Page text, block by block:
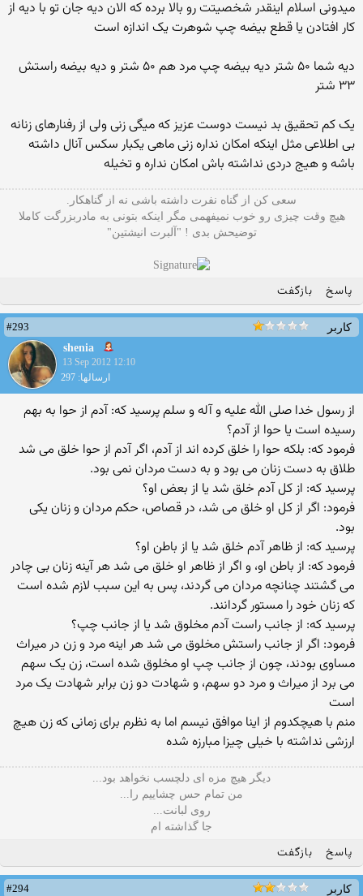
میدونی اسلام اینقدر شخصیتت رو بالا برده که الان دیه جان تو با دیه از
کار افتادن یا قطع بیضه چپ شوهرت یک اندازه است
دیه شما ۵۰ شتر دیه بیضه چپ مرد هم ۵۰ شتر و دیه بیضه راستش
۳۳ شتر
یک کم تحقیق بد نیست دوست عزیز که میگی زنی ولی از رفنارهای زنانه
بی اطلاعی مثل اینکه امکان نداره زنی ماهی یکبار سکس آنال داشته
باشه و هیج دردی نداشته باش امکان نداره و تخیله
سعی کن از گناه نفرت داشته باشی نه از گناهکار.
هیچ وقت چیزی رو خوب نمیفهمی مگر اینکه بتونی به مادربزرگت کاملا
توضیحش بدی ! "آلبرت انیشتین"
پاسخ بازگفت
کاربر
#293
shenia
13 Sep 2012 12:10
ارسالها: 297
از رسول خدا صلی الله علیه و آله و سلم پرسید که: آدم از حوا به بهم
رسیده است یا حوا از آدم؟
فرمود که: بلکه حوا را خلق کرده اند از آدم، اگر آدم از حوا خلق می شد
طلاق به دست زنان می بود و به دست مردان نمی بود.
پرسید که: از کل آدم خلق شد یا از بعض او؟
فرمود: اگر از کل او خلق می شد، در قصاص، حکم مردان و زنان یکی
بود.
پرسید که: از ظاهر آدم خلق شد یا از باطن او؟
فرمود که: از باطن او، و اگر از ظاهر او خلق می شد هر آینه زنان بی چادر
می گشتند چنانچه مردان می گردند، پس به این سبب لازم شده است
که زنان خود را مستور گردانند.
پرسید که: از جانب راست آدم مخلوق شد یا از جانب چپ؟
فرمود: اگر از جانب راستش مخلوق می شد هر اینه مرد و زن در میراث
مساوی بودند، چون از جانب چپ او مخلوق شده است، زن یک سهم
می برد از میراث و مرد دو سهم، و شهادت دو زن برابر شهادت یک مرد
است
منم با هیچکدوم از اینا موافق نیسم اما به نظرم برای زمانی که زن هیچ
ارزشی نداشته با خیلی چیزا مبارزه شده
دیگر هیچ مزه ای دلچسب نخواهد بود...
من تمام حس چشاییم را...
روی لبانت...
جا گذاشته ام
پاسخ بازگفت
کاربر
#294